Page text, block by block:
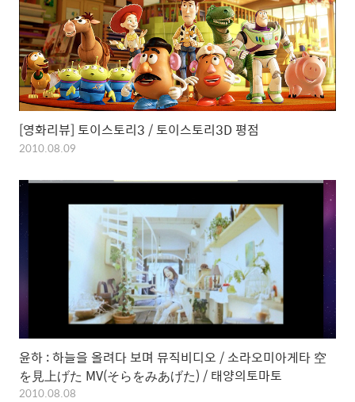
[영화리뷰] 토이스토리3 / 토이스토리3D 평점
2010.08.09
윤하 : 하늘을 올려다 보며 뮤직비디오 / 소라오미아게타 空
を見上げた MV(そらをみあげた) / 태양의토마토
2010.08.08